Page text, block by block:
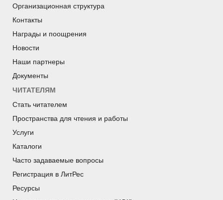
Организационная структура
Контакты
Награды и поощрения
Новости
Наши партнеры
Документы
ЧИТАТЕЛЯМ
Стать читателем
Пространства для чтения и работы
Услуги
Каталоги
Часто задаваемые вопросы
Регистрация в ЛитРес
Ресурсы